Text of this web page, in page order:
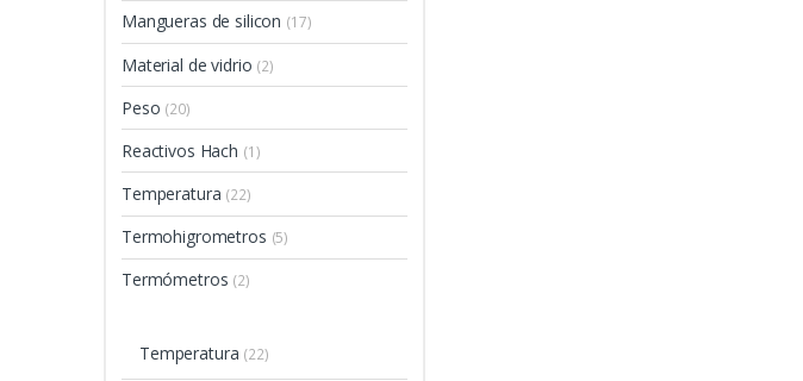
Mangueras de silicon (17)
Material de vidrio (2)
Peso (20)
Reactivos Hach (1)
Temperatura (22)
Termohigrometros (5)
Termómetros (2)
Temperatura (22)